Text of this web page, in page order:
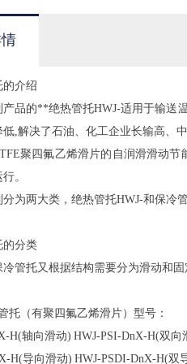
的介绍
品的**绝热管托HWJ-适用于输送
,解决了石油、化工企业长输高、
聚四氟乙烯滑片的自润滑滑动
。
为两大类，绝热管托HWJ-和保冷管
的分类
管托又根据结构需要分为滑动和固
托（有聚四氟乙烯滑片）型号：
H(轴向滑动) HWJ-PSI-DnX-H(双向
H(导向滑动) HWJ-PSDI-DnX-H(双